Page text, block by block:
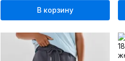
В корзину